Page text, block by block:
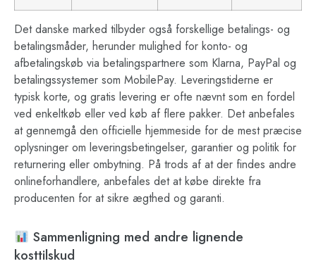
Det danske marked tilbyder også forskellige betalings- og
betalingsmåder, herunder mulighed for konto- og
afbetalingskøb via betalingspartnere som Klarna, PayPal og
betalingssystemer som MobilePay. Leveringstiderne er
typisk korte, og gratis levering er ofte nævnt som en fordel
ved enkeltkøb eller ved køb af flere pakker. Det anbefales
at gennemgå den officielle hjemmeside for de mest præcise
oplysninger om leveringsbetingelser, garantier og politik for
returnering eller ombytning. På trods af at der findes andre
onlineforhandlere, anbefales det at købe direkte fra
producenten for at sikre ægthed og garanti.
Sammenligning med andre lignende
kosttilskud